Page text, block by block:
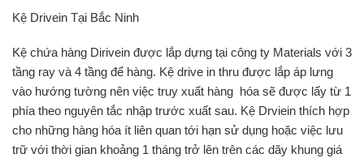
Kệ Drivein Tại Bắc Ninh
Kệ chứa hàng Dirivein được lắp dựng tại công ty Materials với 3
tầng ray và 4 tầng để hàng. Kệ drive in thru được lắp áp lưng
vào hướng tường nên việc truy xuất hàng hóa sẽ được lấy từ 1
phía theo nguyên tắc nhập trước xuất sau. Kệ Drviein thích hợp
cho những hàng hóa ít liên quan tới hạn sử dụng hoặc việc lưu
trữ với thời gian khoảng 1 tháng trở lên trên các dãy khung giá